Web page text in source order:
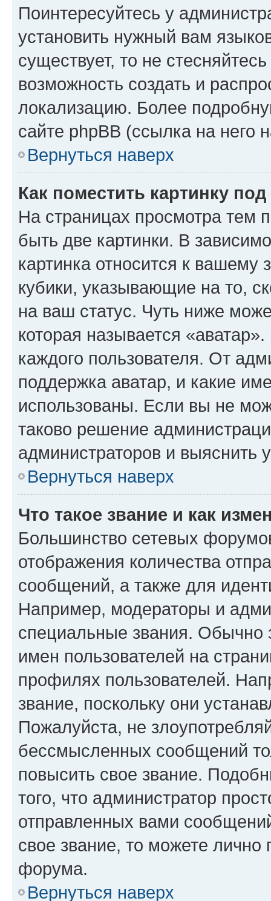
Поинтересуйтесь у
установить нужный вам
существует, то не
возможность создать и
локализацию. Более
сайте phpBB (ссылка на него
Вернуться наверх
Как поместить картинку
На страницах просмотра тем
быть две картинки. В
картинка относится к
кубики, указывающие на то,
на ваш статус. Чуть ниже
которая называется
каждого пользователя. От
поддержка аватар, и какие
использованы. Если вы не
таково решение
администраторов и выяснить
Вернуться наверх
Что такое звание и как
Большинство сетевых
отображения количества
сообщений, а также для
Например, модераторы и
специальные звания. Обычно
имен пользователей на
профилях пользователей.
звание, поскольку они
Пожалуйста, не
бессмысленных сообщений
повысить свое звание.
того, что администратор
отправленных вами
свое звание, то можете лично
форума.
Вернуться наверх